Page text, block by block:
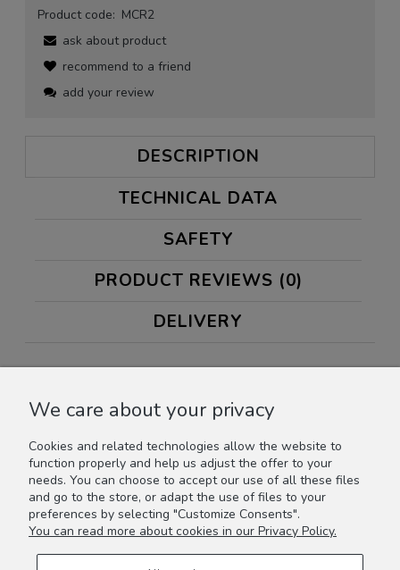
Product code: MCR2
ask about product
recommend to a friend
add your review
DESCRIPTION
TECHNICAL DATA
SAFETY
PRODUCT REVIEWS (0)
DELIVERY
organicznej. Dzięki bezpiecznym, naturalnym różowym
szumom, pozwala dzieciom szybciej wyciszyć się i zasnąć. A to
jeszcze nie wszystko! MOONIE jest też lampką nocną, która
może świecić na 7 różnych kolorów, posiada czujnik płaczu i
jest ładowany przez USB. Pięknie zapakowany, idealnie
nadaje się na prezent. Wyprawkowy MUST HAVE!
We care about your privacy
Cookies and related technologies allow the website to
function properly and help us adjust the offer to your
needs. You can choose to accept our use of all these files
and go to the store, or adapt the use of files to your
preferences by selecting "Customize Consents".
You can read more about cookies in our Privacy Policy.